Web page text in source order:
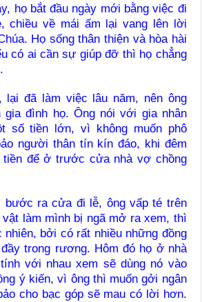
họ bắt đầu ngày mới bằng việc đi
chiều về mái ấm lại vang lên lời
Họ sống thân thiện và hòa hài
có ai cần sự giúp đỡ thì họ chẳng
lại đã làm việc lâu năm, nên ông
gia đình họ. Ông nói với gia nhân
số tiền lớn, vì không muốn phô
người thân tín kín đáo, khi đêm
tiền để ở trước cửa nhà vợ chồng
bước ra cửa đi lễ, ông vấp té trên
làm mình bị ngã mở ra xem, thì
nhiên, bởi có rất nhiều những đồng
trong rương. Hôm đó họ ở nhà
với nhau xem sẽ dùng nó vào
ý kiến, vì ông thì muốn gởi ngân
cho bạc góp sẽ mau có lời hơn.